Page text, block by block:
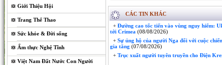
Giới Thiệu Hội
Trang Thể Thao
Sức khỏe & Đời sống
Ẩm thực Nghệ Tĩnh
Việt Nam Đất Nước Con Người
CÁC TIN KHÁC
+ Đường cao tốc tiến vào vùng nguy hiểm:
tới Crimea (08/08/2026)
+ Sự ủng hộ của người Nga đối với cuộc
gia tăng (07/08/2026)
+ Trục xuất người tuyên truyền cho Điện